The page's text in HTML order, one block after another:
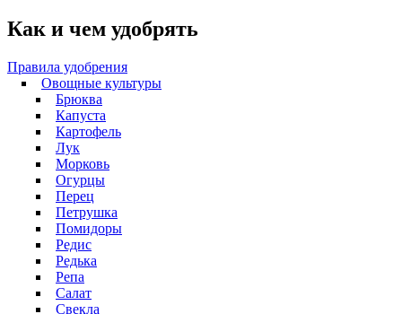
Как и чем удобрять
Правила удобрения
Овощные культуры
Брюква
Капуста
Картофель
Лук
Морковь
Огурцы
Перец
Петрушка
Помидоры
Редис
Редька
Репа
Салат
Свекла